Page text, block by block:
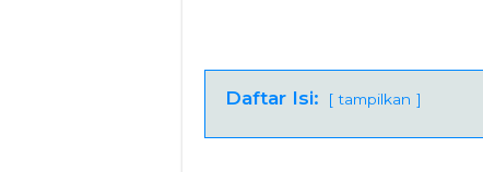
Daftar Isi: tampilkan